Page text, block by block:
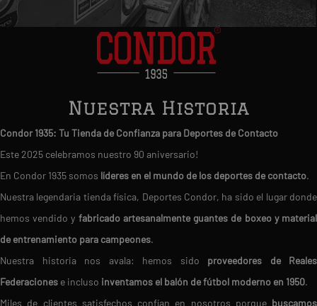
Nuestra Historia
Condor 1935: Tu Tienda de Confianza para Deportes de Contacto
Este 2025 celebramos nuestro 90 aniversario!
En Condor 1935 somos líderes en el mundo de los deportes de contacto.
Nuestra legendaria tienda física, Deportes Condor, ha sido el lugar donde
hemos vendido y fabricado artesanalmente guantes de boxeo y material
de entrenamiento para campeones.
Nuestra historia nos avala: hemos sido proveedores de Reales
Federaciones e incluso inventamos el balón de fútbol moderno en 1950.
Miles de clientes satisfechos confían en nosotros porque buscamos